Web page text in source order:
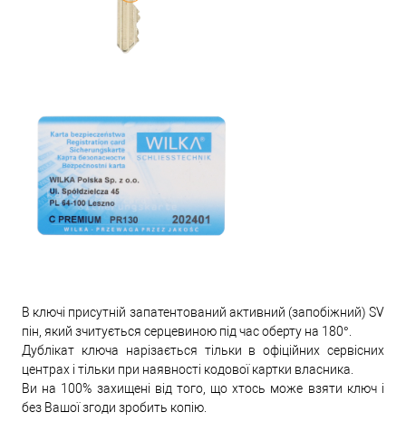
В ключі присутній запатентований активний (запобіжний) SV
пін, який зчитується серцевиною під час оберту на 180°.
Дублікат ключа нарізається тільки в офіційних сервісних
центрах і тільки при наявності кодової картки власника.
Ви на 100% захищені від того, що хтось може взяти ключ і
без Вашої згоди зробить копію.